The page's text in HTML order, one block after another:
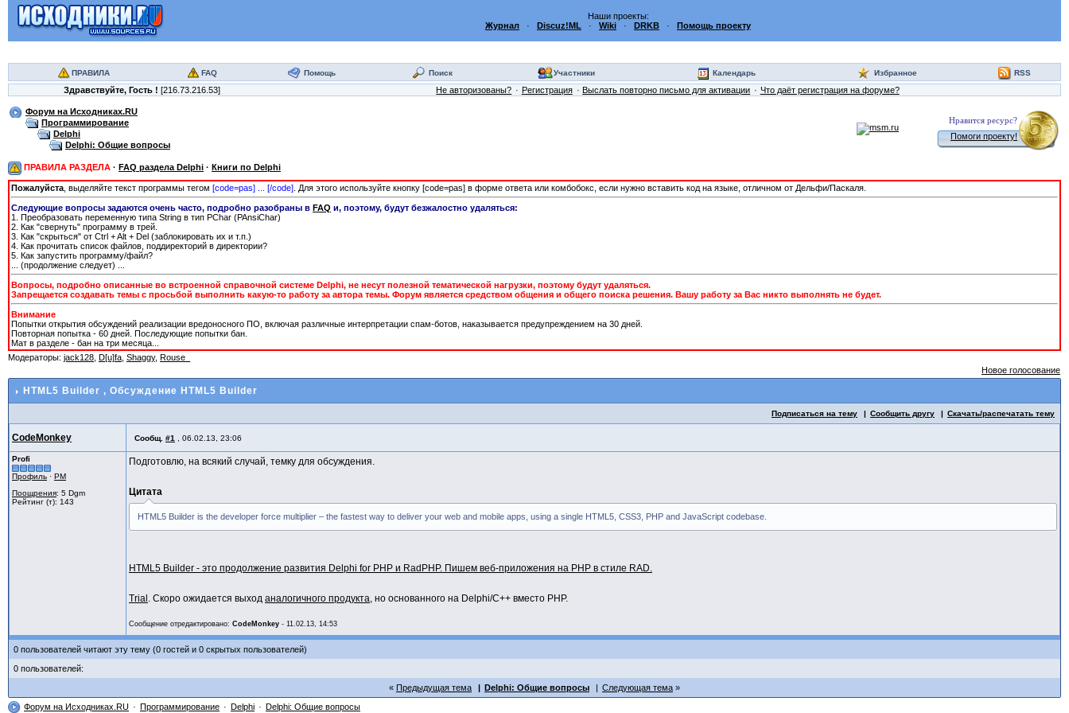
Наши проекты:
Журнал · Discuz!ML · Wiki · DRKB · Помощь проекту
ПРАВИЛА FAQ Помощь Поиск Участники Календарь Избранное RSS
Здравствуйте, Гость ! [216.73.216.53] Не авторизованы? Регистрация Выслать повторно письмо для активации Что даёт регистрация на форуме?
Форум на Исходниках.RU
Программирование
Delphi
Delphi: Общие вопросы
Нравится ресурс?
Помоги проекту!
ПРАВИЛА РАЗДЕЛА · FAQ раздела Delphi · Книги по Delphi
Пожалуйста , выделяйте текст программы тегом [сode=pas] ... [/сode] . Для этого используйте кнопку [code=pas] в форме ответа или комбобокс, если нужно вставить код на языке, отличном от Дельфи/Паскаля.
Следующие вопросы задаются очень часто, подробно разобраны в FAQ и, поэтому, будут безжалостно удаляться:
1. Преобразовать переменную типа String в тип PChar (PAnsiChar)
2. Как "свернуть" программу в трей.
3. Как "скрыться" от Ctrl + Alt + Del (заблокировать их и т.п.)
4. Как прочитать список файлов, поддиректорий в директории?
5. Как запустить программу/файл?
... (продолжение следует) ...
Вопросы, подробно описанные во встроенной справочной системе Delphi, не несут полезной тематической нагрузки, поэтому будут удаляться.
Запрещается создавать темы с просьбой выполнить какую-то работу за автора темы. Форум является средством общения и общего поиска решения. Вашу работу за Вас никто выполнять не будет.
Внимание
Попытки открытия обсуждений реализации вредоносного ПО, включая различные интерпретации спам-ботов, наказывается предупреждением на 30 дней.
Повторная попытка - 60 дней. Последующие попытки бан.
Мат в разделе - бан на три месяца...
Модераторы: jack128 D[u]fa Shaggy, Rouse_
Новое голосование
HTML5 Builder , Обсуждение HTML5 Builder
Подписаться на тему Сообщить другу Скачать/распечатать тему
CodeMonkey Сообщ. #1 06.02.13, 23:06
Profi
Профиль · PM
Поощрения: 5 Dgm
Рейтинг (т): 143
Подготовлю, на всякий случай, темку для обсуждения.
Цитата
HTML5 Builder is the developer force multiplier – the fastest way to deliver your web and mobile apps, using a single HTML5, CSS3, PHP and JavaScript codebase.
HTML5 Builder - это продолжение развития Delphi for PHP и RadPHP. Пишем веб-приложения на PHP в стиле RAD.
Trial . Скоро ожидается выход аналогичного продукта , но основанного на Delphi/C++ вместо PHP.
Сообщение отредактировано: CodeMonkey - 11.02.13, 14:53
0 пользователей читают эту тему (0 гостей и 0 скрытых пользователей)
0 пользователей:
Предыдущая тема
Delphi: Общие вопросы
Следующая тема
Форум на Исходниках.RU
Программирование Delphi Delphi: Общие вопросы